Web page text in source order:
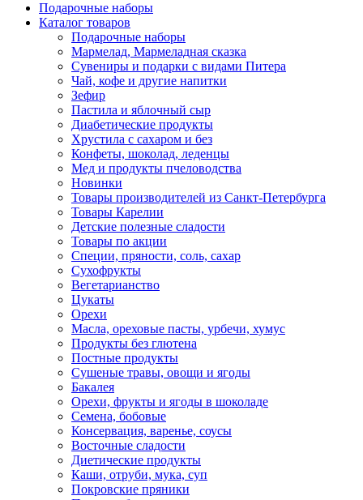
Подарочные наборы
Каталог товаров
Подарочные наборы
Мармелад, Мармеладная сказка
Сувениры и подарки с видами Питера
Чай, кофе и другие напитки
Зефир
Пастила и яблочный сыр
Диабетические продукты
Хрустила с сахаром и без
Конфеты, шоколад, леденцы
Мед и продукты пчеловодства
Новинки
Товары производителей из Санкт-Петербурга
Товары Карелии
Детские полезные сладости
Товары по акции
Специи, пряности, соль, сахар
Сухофрукты
Вегетарианство
Цукаты
Орехи
Масла, ореховые пасты, урбечи, хумус
Продукты без глютена
Постные продукты
Сушеные травы, овощи и ягоды
Бакалея
Орехи, фрукты и ягоды в шоколаде
Семена, бобовые
Консервация, варенье, соусы
Восточные сладости
Диетические продукты
Каши, отруби, мука, суп
Покровские пряники